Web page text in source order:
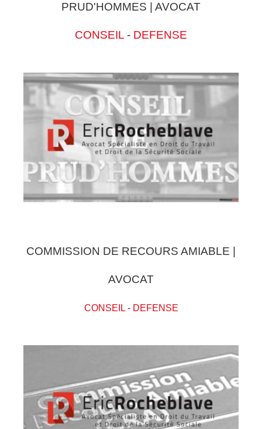
PRUD'HOMMES | AVOCAT
CONSEIL - DEFENSE
COMMISSION DE RECOURS AMIABLE |
AVOCAT
CONSEIL- DEFENSE